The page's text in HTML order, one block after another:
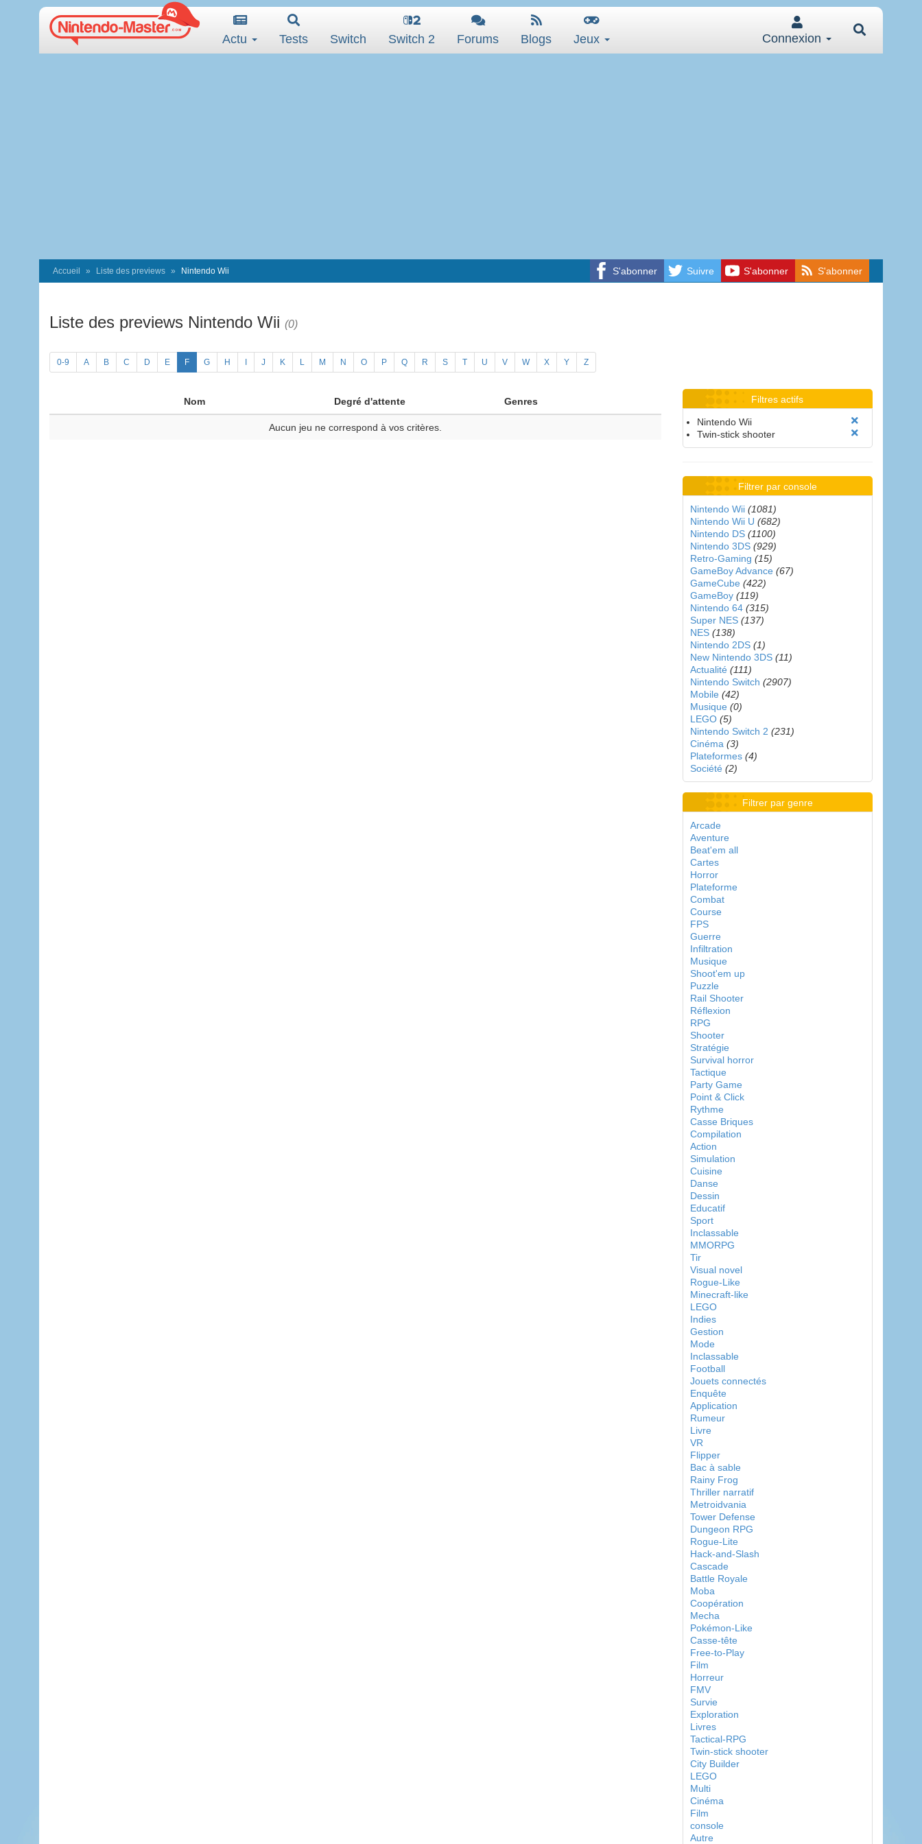
Actu Tests Switch Switch 2 Forums Blogs Jeux Connexion
S'abonner Suivre S'abonner S'abonner
Accueil Liste des previews Nintendo Wii
Liste des previews Nintendo Wii (0)
0-9 A B C D E F G H J K L M N O P Q R S T U V W X Y Z
Nom Degré d'attente Genres
Aucun jeu ne correspond à vos critères.
Filtres actifs
Nintendo Wii
Twin-stick shooter
Filtrer par console
Nintendo Wii (1081)
Nintendo Wii U (682)
Nintendo DS (1100)
Nintendo 3DS (929)
Retro-Gaming (15)
GameBoy Advance (67)
GameCube (422)
GameBoy (119)
Nintendo 64 (315)
Super NES (137)
NES (138)
Nintendo 2DS (1)
New Nintendo 3DS (11)
Actualité (111)
Nintendo Switch (2907)
Mobile (42)
Musique (0)
LEGO (5)
Nintendo Switch 2 (231)
Cinéma (3)
Plateformes (4)
Société (2)
Filtrer par genre
Arcade
Aventure
Beat'em all
Cartes
Horror
Plateforme
Combat
Course
FPS
Guerre
Infiltration
Musique
Shoot'em up
Puzzle
Rail Shooter
Réflexion
RPG
Shooter
Stratégie
Survival horror
Tactique
Party Game
Point & Click
Rythme
Casse Briques
Compilation
Action
Simulation
Cuisine
Danse
Dessin
Educatif
Sport
Inclassable
MMORPG
Tir
Visual novel
Rogue-Like
Minecraft-like
LEGO
Indies
Gestion
Mode
Inclassable
Football
Jouets connectés
Enquête
Application
Rumeur
Livre
VR
Flipper
Bac à sable
Rainy Frog
Thriller narratif
Metroidvania
Tower Defense
Dungeon RPG
Rogue-Lite
Hack-and-Slash
Cascade
Battle Royale
Moba
Coopération
Mecha
Pokémon-Like
Casse-tête
Free-to-Play
Film
Horreur
FMV
Survie
Exploration
Livres
Tactical-RPG
Twin-stick shooter
City Builder
LEGO
Multi
Cinéma
Film
console
Autre